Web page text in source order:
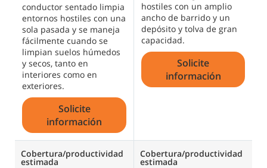
conductor sentado limpia
entornos hostiles con una
sola pasada y se maneja
fácilmente cuando se
limpian suelos húmedos
y secos, tanto en
interiores como en
exteriores.
Solicite
información
Cobertura/productividad
estimada
hostiles con un amplio
ancho de barrido y un
depósito y tolva de gran
capacidad.
Solicite
información
Cobertura/productividad
estimada